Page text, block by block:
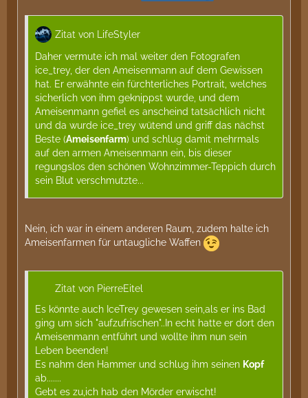
Zitat von LifeStyler
Daher vermute ich mal weiter den Fotografen
ice_trey, der den Ameisenmann auf dem Gewissen
hat. Er erwähnte ein fürchterliches Portrait, welches
sicherlich von ihm geknippst wurde, und dem
Ameisenmann gefiel es anscheind tatsächlich nicht
und da wurde ice_trey wütend und griff das nächst
Beste (Ameisenfarm) und schlug damit mehrmals
auf den armen Ameisenmann ein, bis dieser
regungslos den schönen Wohnzimmer-Teppich durch
sein Blut verschmutzte...
Nein, ich war in einem anderen Raum, zudem halte ich
Ameisenfarmen für untaugliche Waffen
Zitat von PierreEitel
Es könnte auch IceTrey gewesen sein,als er ins Bad
ging um sich "aufzufrischen"..In echt hatte er dort den
Ameisenmann entführt und wollte ihm nun sein
Leben beenden!
Es nahm den Hammer und schlug ihm seinen Kopf
ab.......
Gebt es zu,ich hab den Mörder erwischt!